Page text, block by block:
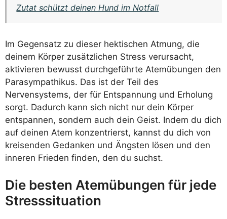
Zutat schützt deinen Hund im Notfall
Im Gegensatz zu dieser hektischen Atmung, die
deinem Körper zusätzlichen Stress verursacht,
aktivieren bewusst durchgeführte Atemübungen den
Parasympathikus. Das ist der Teil des
Nervensystems, der für Entspannung und Erholung
sorgt. Dadurch kann sich nicht nur dein Körper
entspannen, sondern auch dein Geist. Indem du dich
auf deinen Atem konzentrierst, kannst du dich von
kreisenden Gedanken und Ängsten lösen und den
inneren Frieden finden, den du suchst.
Die besten Atemübungen für jede
Stresssituation